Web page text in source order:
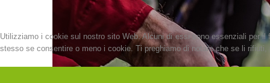
Utilizziamo i cookie sul nostro sito Web. Alcuni di essi sono essenziali per
stesso se consentire o meno i cookie. Ti preghiamo di notare che se li